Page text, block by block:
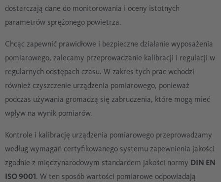
dostarczają dane do monitorowania i oceny istotnych
parametrów sprężonego powietrza.
Chcąc zapewnić prawidłowe i bezpieczne działanie wyposażenia
pomiarowego, zalecamy przeprowadzanie kalibracji i regulacji w
regularnych odstępach czasu. W zakres tych prac wchodzi
również czyszczenie urządzenia pomiarowego, ponieważ
podczas używania gromadzą się zabrudzenia, które mogą mieć
wpływ na wynik pomiarów.
Kontrole i kalibrację urządzenia pomiarowego przeprowadzamy
według wymagań certyfikowanego systemu zapewnienia jakości
zgodnie z międzynarodowym standardem jakości normy DIN EN
ISO 9001. W ten sposób wartości pomiarowe odpowiadają